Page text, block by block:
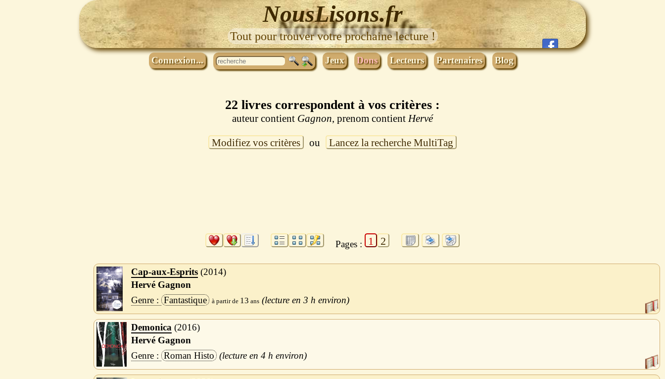
NousLisons.fr
Tout pour trouver votre prochaine lecture !
Connexion... Jeux Dons Lecteurs Partenaires Blog
22 livres correspondent à vos critères :
auteur contient Gagnon, prenom contientHervé
Modifiez vos critères ou Lancez la recherche MultiTag
Pages : 1 2
Cap-aux-Esprits 2014
Hervé Gagnon
Fantastique
13 3 h
Demonica 2016
Hervé Gagnon
Roman Histo
4 h